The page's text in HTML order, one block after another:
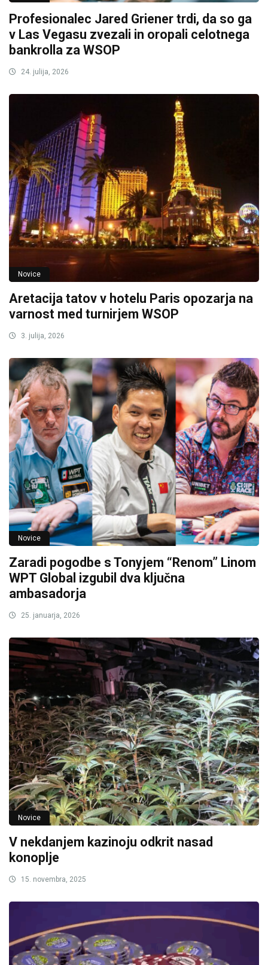
Profesionalec Jared Griener trdi, da so ga
v Las Vegasu zvezali in oropali celotnega
bankrolla za WSOP
24. julija, 2026
Novice
Aretacija tatov v hotelu Paris opozarja na
varnost med turnirjem WSOP
3. julija, 2026
Novice
Zaradi pogodbe s Tonyjem “Renom” Linom
WPT Global izgubil dva ključna
ambasadorja
25. januarja, 2026
Novice
V nekdanjem kazinoju odkrit nasad
konoplje
15. novembra, 2025